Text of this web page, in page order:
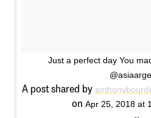
Just a perfect day You
A post shared by
on Apr 25, 2018 at